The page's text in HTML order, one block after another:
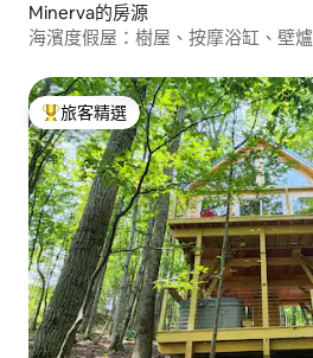
Minerva的房源
海濱度假屋：樹屋、按摩浴缸、壁爐
旅客精選榜首
旅客精選